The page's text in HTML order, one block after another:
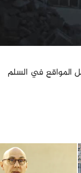
المواقع في السلم